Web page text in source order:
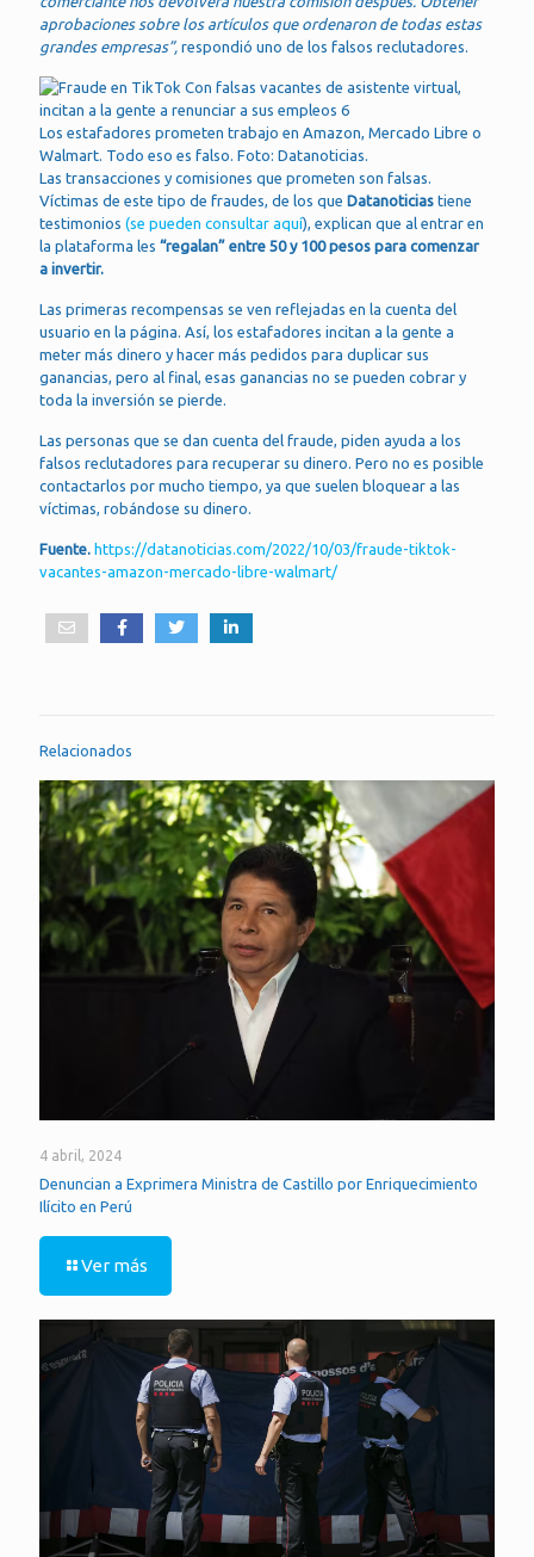
aprobaciones sobre los artículos que ordenaron de todas estas
grandes empresas”, respondió uno de los falsos reclutadores.
Los estafadores prometen trabajo en Amazon, Mercado Libre o
Walmart. Todo eso es falso. Foto: Datanoticias.
Las transacciones y comisiones que prometen son falsas.
Víctimas de este tipo de fraudes, de los que Datanoticias tiene
testimonios (se pueden consultar aquí), explican que al entrar en
la plataforma les “regalan” entre 50 y 100 pesos para comenzar
a invertir.
Las primeras recompensas se ven reflejadas en la cuenta del
usuario en la página. Así, los estafadores incitan a la gente a
meter más dinero y hacer más pedidos para duplicar sus
ganancias, pero al final, esas ganancias no se pueden cobrar y
toda la inversión se pierde.
Las personas que se dan cuenta del fraude, piden ayuda a los
falsos reclutadores para recuperar su dinero. Pero no es posible
contactarlos por mucho tiempo, ya que suelen bloquear a las
víctimas, robándose su dinero.
Fuente. https://datanoticias.com/2022/10/03/fraude-tiktok-
vacantes-amazon-mercado-libre-walmart/
Relacionados
4 abril, 2024
Denuncian a Exprimera Ministra de Castillo por Enriquecimiento
Ilícito en Perú
Ver más